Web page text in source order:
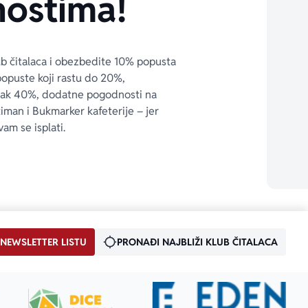
čitalaca i obezbedite 10% popusta
koji rastu do 20%,
40%, dodatne pogodnosti na
i Bukmarker kafeterije – jer
se isplati.
LISTU PRONAĐI NAJBLIŽI KLUB ČITALACA